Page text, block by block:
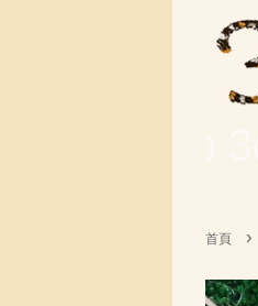
首頁 ›